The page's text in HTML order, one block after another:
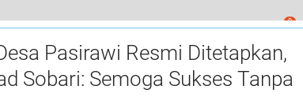
Koordinator Enumerator Tahun 2024
0
Pasirawi Resmi Ditetapkan,
Sobari: Semoga Sukses Tanpa